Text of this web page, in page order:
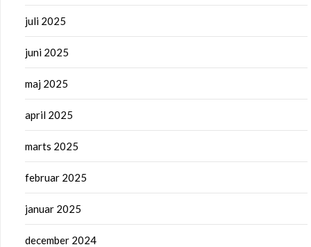
juli 2025
juni 2025
maj 2025
april 2025
marts 2025
februar 2025
januar 2025
december 2024